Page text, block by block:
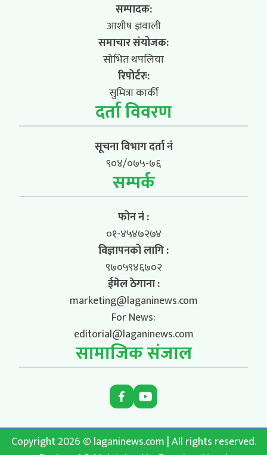
सम्पादक:
आशीष ज्ञवाली
समाचार संयोजक:
सोभित थपलिया
रिपोर्टरः:
सुमित्रा कार्की
दर्ता विवरण
सूचना विभाग दर्ता नं
९०४/०७५-७६
सम्पर्क
फोन नं :
०१-४५४७२७४
विज्ञापनको लागि :
९७०५९४६७०२
ईमेल ठेगाना :
marketing@laganinews.com
For News:
editorial@laganinews.com
सामाजिक संजाल
Copyright 2026 © laganinews.com | All rights reserved.